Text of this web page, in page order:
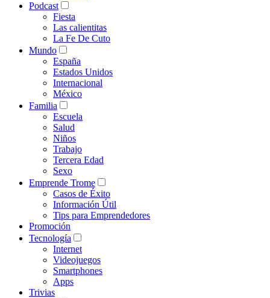
Podcast
Fiesta
Las calientitas
La Fe De Cuto
Mundo
España
Estados Unidos
Internacional
México
Familia
Escuela
Salud
Niños
Trabajo
Tercera Edad
Sexo
Emprende Trome
Casos de Éxito
Información Útil
Tips para Emprendedores
Promoción
Tecnología
Internet
Videojuegos
Smartphones
Apps
Trivias